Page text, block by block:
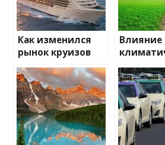
Как изменился
рынок круизов
после пандемии
Влияние